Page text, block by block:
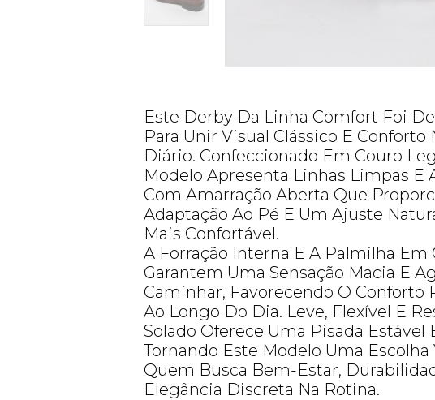
Este Derby Da Linha Comfort Foi
Para Unir Visual Clássico E Conforto
Diário. Confeccionado Em Couro
Modelo Apresenta Linhas Limpas E
Com Amarração Aberta Que
Adaptação Ao Pé E Um Ajuste
Mais Confortável.
A Forração Interna E A Palmilha Em
Garantem Uma Sensação Macia E
Caminhar, Favorecendo O Conforto
Ao Longo Do Dia. Leve, Flexível E
Solado Oferece Uma Pisada Estável
Tornando Este Modelo Uma Escolha
Quem Busca Bem-Estar,
Elegância Discreta Na Rotina.